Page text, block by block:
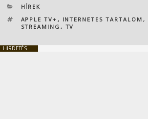
KATEGÓRIÁK
HÍREK
CÍMKÉK
APPLE TV+ , INTERNETES TARTALOM ,
STREAMING , TV
HIRDETÉS